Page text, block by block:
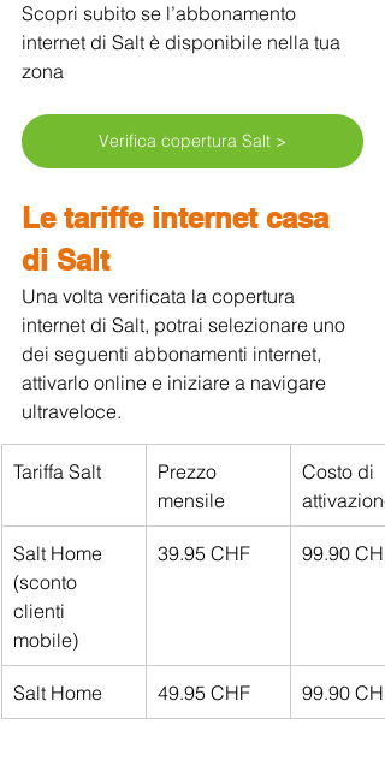
Scopri subito se l’abbonamento
internet di Salt è disponibile nella tua
zona
Verifica copertura Salt >
Le tariffe internet casa
di Salt
Una volta verificata la copertura
internet di Salt, potrai selezionare uno
dei seguenti abbonamenti internet,
attivarlo online e iniziare a navigare
ultraveloce.
Tariffa Salt
Prezzo
mensile
Costo di
attivazione
Salt Home
(sconto
clienti
mobile)
39.95 CHF 99.90 CHF
Salt Home 49.95 CHF 99.90 CHF